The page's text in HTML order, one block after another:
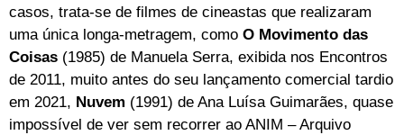
casos, trata-se de filmes de cineastas que realizaram
uma única longa-metragem, como O Movimento das
Coisas (1985) de Manuela Serra, exibida nos Encontros
de 2011, muito antes do seu lançamento comercial tardio
em 2021, Nuvem (1991) de Ana Luísa Guimarães, quase
impossível de ver sem recorrer ao ANIM – Arquivo